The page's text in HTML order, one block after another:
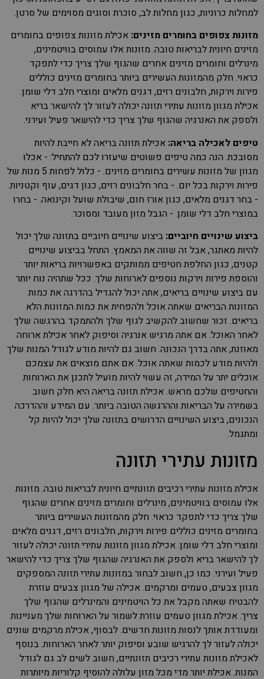
למחלות כרוניות, כגון מחלות לב, סוכרת וסוגים מסוימים של סרטן.
מזונות צפופים בחומרים מזינים: אכילת מזונות צפופים בחומרים
מזינים חיונית לבריאות טובה. מזונות אלו עמוסים בוויטמינים,
מינרלים וחומרים מזינים אחרים שהגוף שלך צריך כדי לתפקד
כראוי. חלק מהמזונות העשירים ביותר בחומרים מזינים כוללים
פירות וירקות, חלבונים רזים, דגנים מלאים ומוצרי חלב דלי שומן.
אכילת מגוון מזונות עתירי תזונה יכולה לעזור לך להישאר בריא
ולספק את האנרגיה שהגוף שלך צריך כדי להישאר פעיל ועירני.
טיפים לאכילה בריאה: אכילת תזונה בריאה לא חייבת להיות
מסובכת. הנה כמה טיפים פשוטים שיעזרו לכם להתחיל: - אכלו
מגוון של מזונות עשירים בחומרים מזינים. - כלול לפחות 5 מנות של
פירות וירקות בכל יום. - בחר חלבונים רזים, כגון דגים, עוף וקטניות.
- בחר דגנים מלאים, כגון אורז חום, שיבולת שועל וקינואה. - בחרו
במוצרי חלב דלי שומן. - הגבל מזון מעובד ומסוכר.
ביצוע שינויים חיוביים: ביצוע שינויים חיוביים בתזונה שלך יכול
להיות מאתגר, אבל זה שווה את המאמץ. התחל בביצוע שינויים
קטנים, כגון החלפת חטיפים ממותקים באפשרויות בריאות יותר
והוספת פירות וירקות נוספים לארוחות שלך. ככל שתהיה נוח יותר
עם ביצוע שינויים בריאים, אתה יכול להגדיל בהדרגה את כמות
המזונות הבריאים שאתה אוכל ולהפחית את כמות המזונות הלא
בריאים. זכור שחשוב להקשיב לגוף שלך ולהתמקד בהרגשה שלך
לאחר האוכל. אם אתה מרגיש אנרגיה וסיפוק לאחר אכילת ארוחה
מאוזנת, אתה בדרך הנכונה. חשוב גם להיות מודע לגודל המנות שלך
ולהיות מודע לכמות שאתה אוכל. אם אתם מוצאים את עצמכם
אוכלים יתר על המידה, זה עשוי להיות מועיל לתכנן את הארוחות
והחטיפים שלכם מראש. אכילת תזונה בריאה היא חלק חשוב
בשמירה על הבריאות וההרגשה הטובה ביותר. עם המידע וההדרכה
הנכונים, ביצוע השינויים הדרושים בתזונה שלך יכול להיות קל
ומתגמל.
מזונות עתירי תזונה
אכילת מזונות עתירי רכיבים תזונתיים חיונית לבריאות טובה. מזונות
אלו עמוסים בוויטמינים, מינרלים וחומרים מזינים אחרים שהגוף
שלך צריך כדי לתפקד כראוי. חלק מהמזונות העשירים ביותר
בחומרים מזינים כוללים פירות וירקות, חלבונים רזים, דגנים מלאים
ומוצרי חלב דלי שומן. אכילת מגוון מזונות עתירי תזונה יכולה לעזור
לך להישאר בריא ולספק את האנרגיה שהגוף שלך צריך כדי להישאר
פעיל ועירני. כמו כן, חשוב לבחור במזונות עתירי תזונה המספקים
מגוון צבעים, טעמים ומרקמים. אכילה של מגוון צבעים עוזרת
להבטיח שאתה מקבל את כל הויטמינים והמינרלים שהגוף שלך
צריך. אכילת מגוון טעמים עוזרת לשמור על הארוחות שלך מעניינות
ומעודדת אותך לנסות מזונות חדשים. לבסוף, אכילת מרקמים שונים
יכולה לעזור לך להרגיש שובע וסיפוק יותר לאחר הארוחות. בנוסף
לאכילת מזונות עתירי רכיבים תזונתיים, חשוב לשים לב גם לגודל
המנות. אכילת יותר מדי מכל מזון עלולה להוסיף קלוריות מיותרות